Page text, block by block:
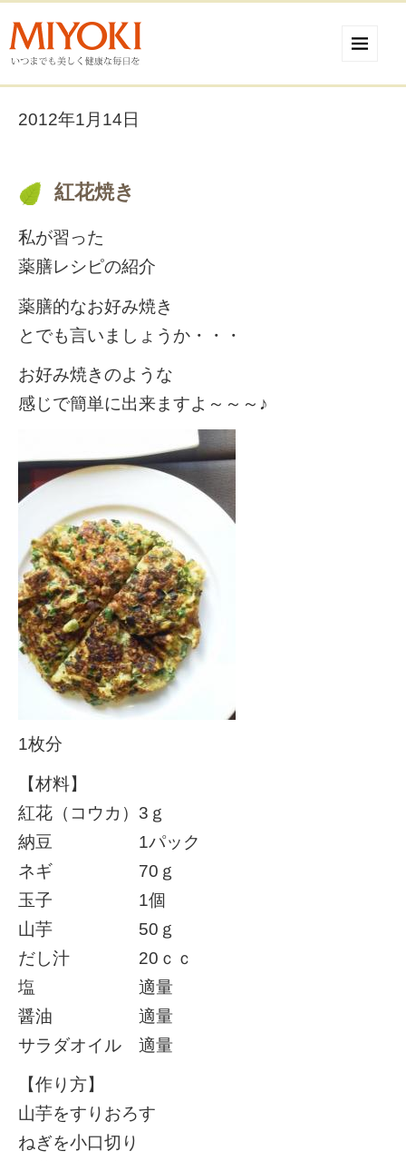
2012年1月14日
紅花焼き
私が習った
薬膳レシピの紹介
薬膳的なお好み焼き
とでも言いましょうか・・・
お好み焼きのような
感じで簡単に出来ますよ～～～♪
1枚分
【材料】
紅花（コウカ）3ｇ
納豆 1パック
ネギ 70ｇ
玉子 1個
山芋 50ｇ
だし汁 20ｃｃ
塩 適量
醤油 適量
サラダオイル 適量
【作り方】
山芋をすりおろす
ねぎを小口切り